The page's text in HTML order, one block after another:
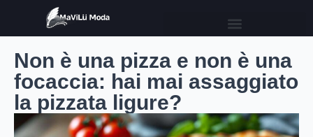
Non è una pizza e non è una
focaccia: hai mai assaggiato
la pizzata ligure?